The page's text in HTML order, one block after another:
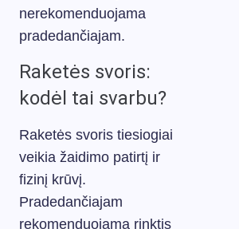
nerekomenduojama
pradedančiajam.
Raketės svoris:
kodėl tai svarbu?
Raketės svoris tiesiogiai
veikia žaidimo patirtį ir
fizinį krūvį.
Pradedančiajam
rekomenduojama rinktis